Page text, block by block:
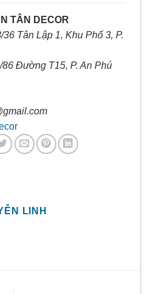
TÂN DECOR
36 Tân Lập 1, Khu Phố 3, P.
86 Đường T15, P. An Phú
LINH